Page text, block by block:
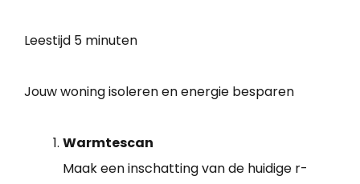
Leestijd 5 minuten
Jouw woning isoleren en energie besparen
Warmtescan
Maak een inschatting van de huidige r-